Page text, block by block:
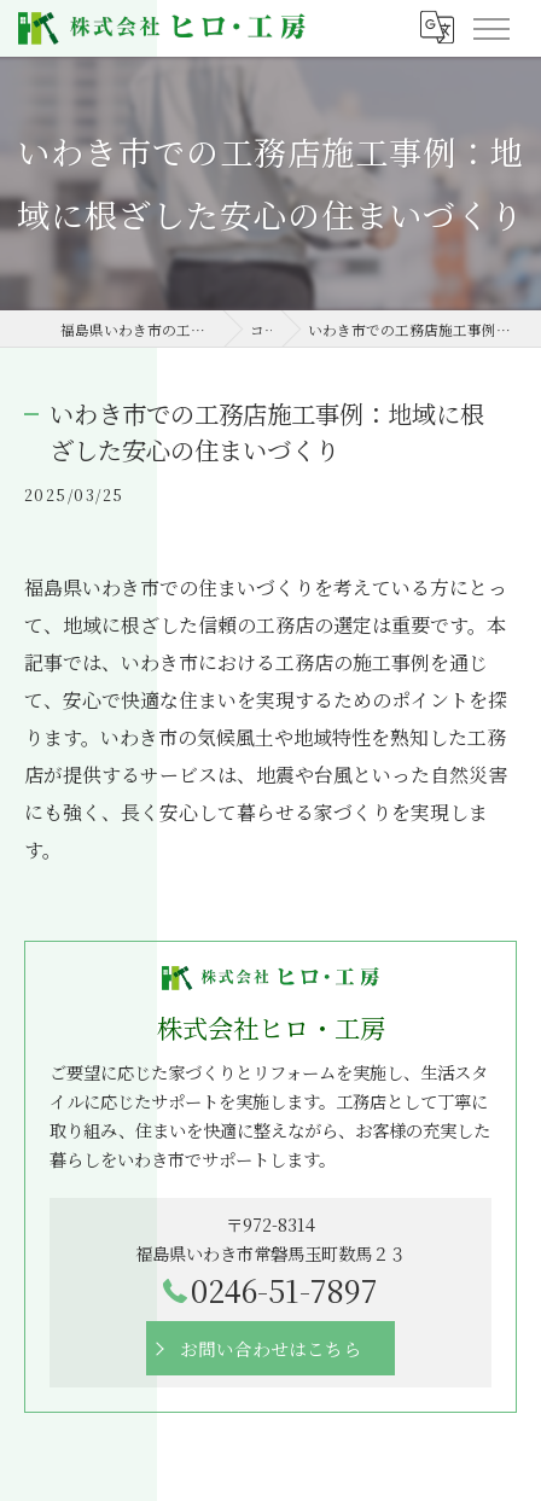
いわき市での工務店施工事例：地
域に根ざした安心の住まいづくり
福島県いわき市の工務店なら株式会社ヒロ・工房 コラム いわき市での工務店施工事例：地域に根ざした安心の住まいづくり
いわき市での工務店施工事例：地域に根
ざした安心の住まいづくり
2025/03/25
福島県いわき市での住まいづくりを考えている方にとっ
て、地域に根ざした信頼の工務店の選定は重要です。本
記事では、いわき市における工務店の施工事例を通じ
て、安心で快適な住まいを実現するためのポイントを探
ります。いわき市の気候風土や地域特性を熟知した工務
店が提供するサービスは、地震や台風といった自然災害
にも強く、長く安心して暮らせる家づくりを実現しま
す。
株式会社ヒロ・工房
ご要望に応じた家づくりとリフォームを実施し、生活スタ
イルに応じたサポートを実施します。工務店として丁寧に
取り組み、住まいを快適に整えながら、お客様の充実した
暮らしをいわき市でサポートします。
〒972-8314
福島県いわき市常磐馬玉町数馬２３
0246-51-7897
お問い合わせはこちら